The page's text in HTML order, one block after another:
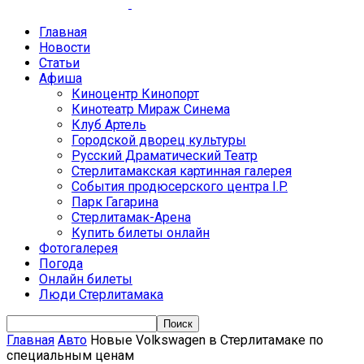
Главная
Новости
Статьи
Афиша
Киноцентр Кинопорт
Кинотеатр Мираж Синема
Клуб Артель
Городской дворец культуры
Русский Драматический Театр
Стерлитамакская картинная галерея
События продюсерского центра I.P.
Парк Гагарина
Стерлитамак-Арена
Купить билеты онлайн
Фотогалерея
Погода
Онлайн билеты
Люди Стерлитамака
Главная Авто Новые Volkswagen в Стерлитамаке по
специальным ценам